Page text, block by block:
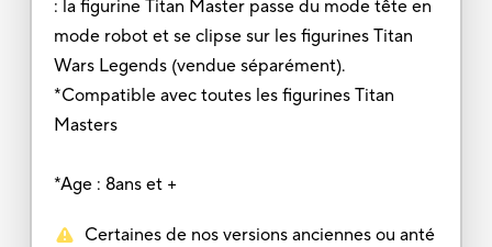
: la figurine Titan Master passe du mode tête en
mode robot et se clipse sur les figurines Titan
Wars Legends (vendue séparément).
*Compatible avec toutes les figurines Titan
Masters
*Age : 8ans et +
Certaines de nos versions anciennes ou anté